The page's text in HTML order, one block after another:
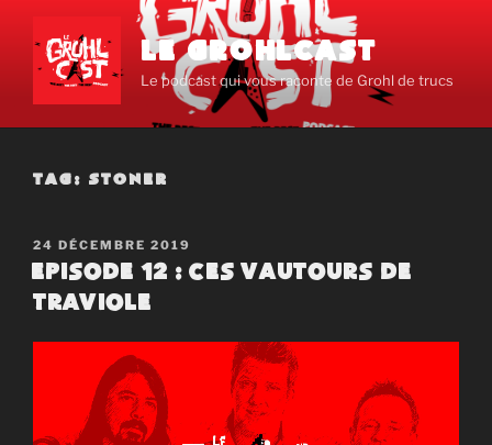
contenu
principal
LE GROHLCAST
Le podcast qui vous raconte de Grohl de trucs
TAG: STONER
PUBLIÉ
LE
24 DÉCEMBRE 2019
Episode 12 : Ces vautours de
traviole